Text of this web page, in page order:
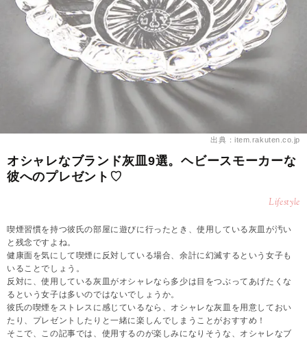
出典：item.rakuten.co.jp
オシャレなブランド灰皿9選。ヘビースモーカーな
彼へのプレゼント♡
Lifestyle
喫煙習慣を持つ彼氏の部屋に遊びに行ったとき、使用している灰皿が汚い
と残念ですよね。
健康面を気にして喫煙に反対している場合、余計に幻滅するという女子も
いることでしょう。
反対に、使用している灰皿がオシャレなら多少は目をつぶってあげたくな
るという女子は多いのではないでしょうか。
彼氏の喫煙をストレスに感じているなら、オシャレな灰皿を用意しておい
たり、プレゼントしたりと一緒に楽しんでしまうことがおすすめ！
そこで、この記事では、使用するのが楽しみになりそうな、オシャレなブ